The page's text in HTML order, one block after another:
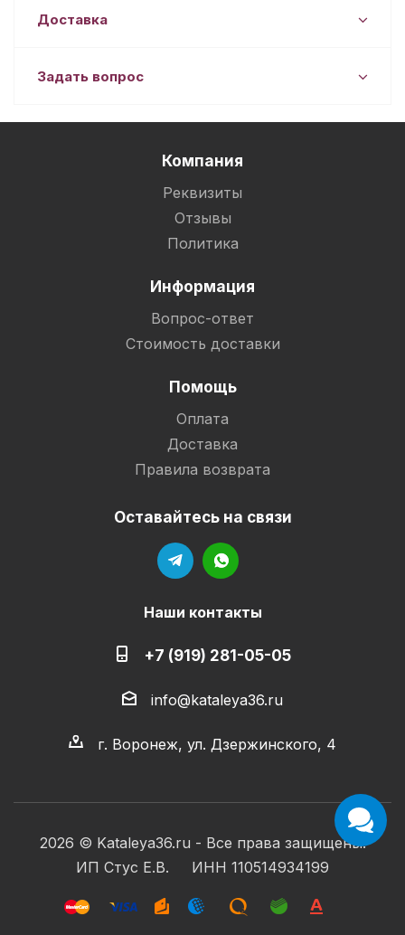
Доставка
Задать вопрос
Компания
Реквизиты
Отзывы
Политика
Информация
Вопрос-ответ
Стоимость доставки
Помощь
Оплата
Доставка
Правила возврата
Оставайтесь на связи
Наши контакты
+7 (919) 281-05-05
info@kataleya36.ru
г. Воронеж, ул. Дзержинского, 4
2026 © Kataleya36.ru - Все права защищены.
ИП Стус Е.В. ИНН 110514934199